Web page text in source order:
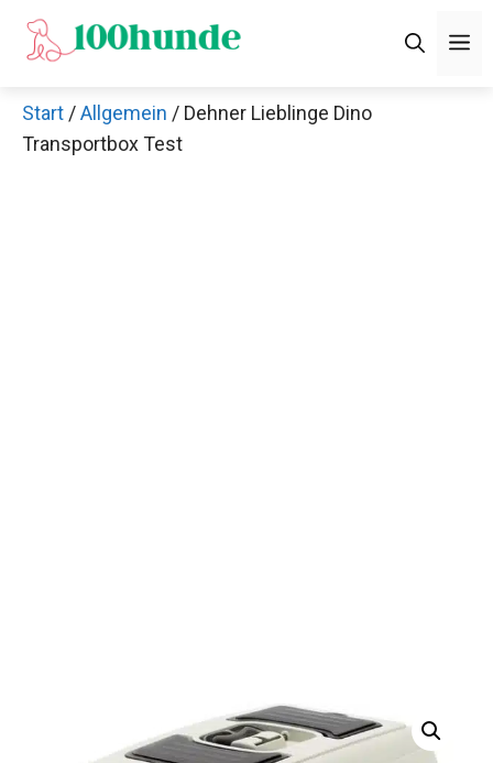
Zum
Inhalt
Start /Allgemein / Dehner Lieblinge Dino
Transportbox Test